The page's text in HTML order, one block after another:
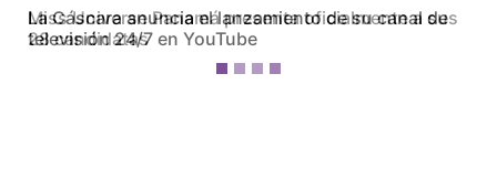
Miss Universe Panamá presenta oficialmente a sus
28 candidatas